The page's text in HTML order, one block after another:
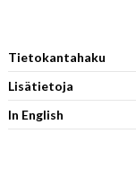
Tietokantahaku
Lisätietoja
In English